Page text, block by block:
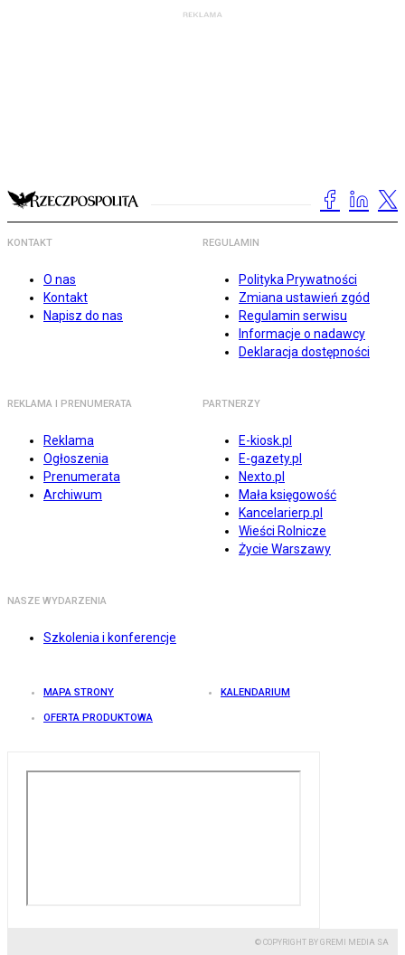
KONTAKT
O nas
Kontakt
Napisz do nas
REGULAMIN
Polityka Prywatności
Zmiana ustawień zgód
Regulamin serwisu
Informacje o nadawcy
Deklaracja dostępności
REKLAMA I PRENUMERATA
Reklama
Ogłoszenia
Prenumerata
Archiwum
PARTNERZY
E-kiosk.pl
E-gazety.pl
Nexto.pl
Mała księgowość
Kancelarierp.pl
Wieści Rolnicze
Życie Warszawy
NASZE WYDARZENIA
Szkolenia i konferencje
MAPA STRONY KALENDARIUM
OFERTA PRODUKTOWA
© COPYRIGHT BY GREMI MEDIA SA